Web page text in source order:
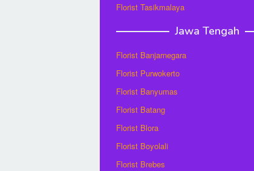
Florist Tasikmalaya
Jawa Tengah
Florist Banjarnegara
Florist Purwokerto
Florist Banyumas
Florist Batang
Florist Blora
Florist Boyolali
Florist Brebes